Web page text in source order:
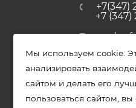
+7(347)
+7 (347)
upak-
Уфимский
Мы используем cookie.
анализировать
сайтом и делать его
пользоваться сайтом, вы